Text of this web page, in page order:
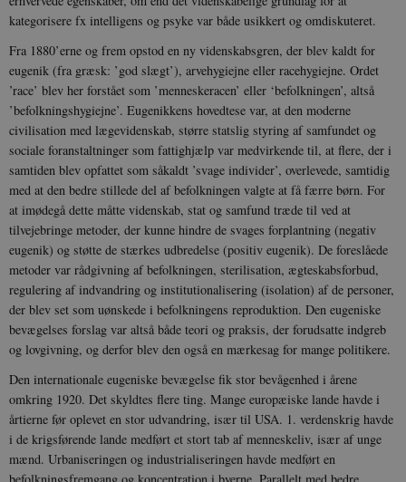
kategorisere fx intelligens og psyke var både usikkert og omdiskuteret.
Fra 1880’erne og frem opstod en ny videnskabsgren, der blev kaldt for
eugenik (fra græsk: ’god slægt’), arvehygiejne eller racehygiejne. Ordet
’race’ blev her forstået som ’menneskeracen’ eller ‘befolkningen’, altså
’befolkningshygiejne’. Eugenikkens hovedtese var, at den moderne
civilisation med lægevidenskab, større statslig styring af samfundet og
sociale foranstaltninger som fattighjælp var medvirkende til, at flere, der i
samtiden blev opfattet som såkaldt ’svage individer’, overlevede, samtidig
med at den bedre stillede del af befolkningen valgte at få færre børn. For
at imødegå dette måtte videnskab, stat og samfund træde til ved at
tilvejebringe metoder, der kunne hindre de svages forplantning (negativ
eugenik) og støtte de stærkes udbredelse (positiv eugenik). De foreslåede
metoder var rådgivning af befolkningen, sterilisation, ægteskabsforbud,
regulering af indvandring og institutionalisering (isolation) af de personer,
der blev set som uønskede i befolkningens reproduktion. Den eugeniske
bevægelses forslag var altså både teori og praksis, der forudsatte indgreb
og lovgivning, og derfor blev den også en mærkesag for mange politikere.
Den internationale eugeniske bevægelse fik stor bevågenhed i årene
omkring 1920. Det skyldtes flere ting. Mange europæiske lande havde i
årtierne før oplevet en stor udvandring, især til USA. 1. verdenskrig havde
i de krigsførende lande medført et stort tab af menneskeliv, især af unge
mænd. Urbaniseringen og industrialiseringen havde medført en